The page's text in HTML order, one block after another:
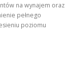
na wynajem oraz
pełnego
poziomu